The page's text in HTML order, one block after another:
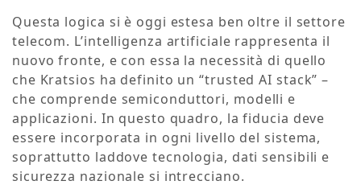
Questa logica si è oggi estesa ben oltre il settore
telecom. L’intelligenza artificiale rappresenta il
nuovo fronte, e con essa la necessità di quello
che Kratsios ha definito un “trusted AI stack” –
che comprende semiconduttori, modelli e
applicazioni. In questo quadro, la fiducia deve
essere incorporata in ogni livello del sistema,
soprattutto laddove tecnologia, dati sensibili e
sicurezza nazionale si intrecciano.